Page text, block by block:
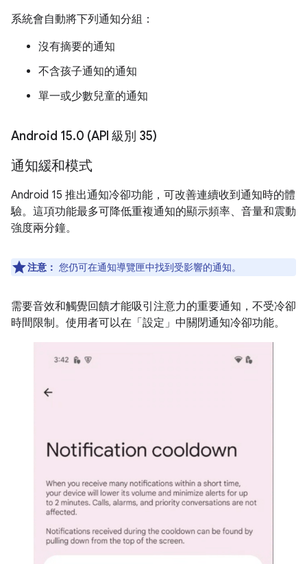
系統會自動將下列通知分組：
沒有摘要的通知
不含孩子通知的通知
單一或少數兒童的通知
Android 15.0 (API 級別 35)
通知緩和模式
Android 15 推出通知冷卻功能，可改善連續收到通知時的體
驗。這項功能最多可降低重複通知的顯示頻率、音量和震動
強度兩分鐘。
注意： 您仍可在通知導覽匣中找到受影響的通知。
需要音效和觸覺回饋才能吸引注意力的重要通知，不受冷卻
時間限制。使用者可以在「設定」中關閉通知冷卻功能。